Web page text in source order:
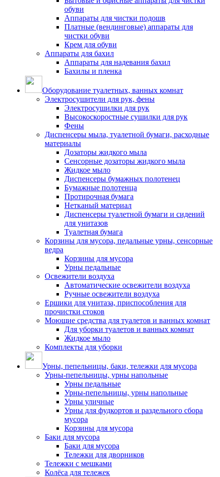
обуви
Аппараты для чистки подошв
Платные (вендинговые) аппараты для
чистки обуви
Крем для обуви
Аппараты для бахил
Аппараты для надевания бахил
Бахилы и пленка
Оборудование туалетных, ванных комнат
Электросушители для рук, фены
Электросушилки для рук
Высокоскоростные сушилки для рук
Фены
Диспенсеры мыла, туалетной бумаги, расходные
материалы
Дозаторы жидкого мыла
Сенсорные дозаторы жидкого мыла
Жидкое мыло
Диспенсеры бумажных полотенец
Бумажные полотенца
Протирочная бумага
Нетканый материал
Диспенсеры туалетной бумаги и сидений
для унитазов
Туалетная бумага
Корзины для мусора, педальные урны, сенсорные
ведра
Корзины для мусора
Урны педальные
Освежители воздуха
Автоматические освежители воздуха
Ручные освежители воздуха
Ершики для унитаза, приспособления для
прочистки стоков
Моющие средства для туалетов и ванных комнат
Для уборки туалетов и ванных комнат
Жидкое мыло
Комплекты для уборки
Урны, пепельницы, баки, тележки для мусора
Урны-пепельницы, урны напольные
Урны педальные
Урны-пепельницы, урны напольные
Урны уличные
Урны для фудкортов и раздельного сбора
мусора
Корзины для мусора
Баки для мусора
Баки для мусора
Тележки для дворников
Тележки с мешками
Колёса для тележек